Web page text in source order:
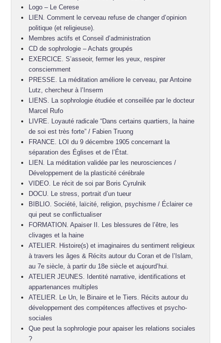
Logo – Le Cerese
LIEN. Comment le cerveau refuse de changer d’opinion
politique (et religieuse).
Membres actifs et Conseil d’administration
CD de sophrologie – Achats groupés
EXERCICE. S’asseoir, fermer les yeux, respirer
consciemment
PRESSE. La méditation améliore le cerveau, par Antoine
Lutz, chercheur à l’Inserm
LIENS. La sophrologie étudiée et conseillée par le docteur
Marcel Rufo
LIVRE. Loyauté radicale “Dans certains quartiers, la haine
de soi est très forte” / Fabien Truong
FRANCE. LOI du 9 décembre 1905 concernant la
séparation des Églises et de l’État.
LIEN. La méditation validée par les neurosciences /
Développement de la plasticité cérébrale
VIDEO. Le récit de soi par Boris Cyrulnik
DOCU. Le stress, portrait d’un tueur
BIBLIO. Société, laïcité, religion, psychisme / Éclairer ce
qui peut se conflictualiser
FORMATION. Apaiser II. Les blessures de l’être, les
clivages et la haine
ATELIER. Histoire(s) et imaginaires du sentiment religieux
à travers les âges & Récits autour du Coran et de l’Islam,
au 7e siècle, à partir du 18e siècle et aujourd’hui.
ATELIER JEUNES. Identité narrative, identifications et
appartenances multiples
ATELIER. Le Un, le Binaire et le Tiers. Récits autour du
développement des compétences affectives et psycho-
sociales
Que peut la sophrologie pour apaiser les relations sociales
?